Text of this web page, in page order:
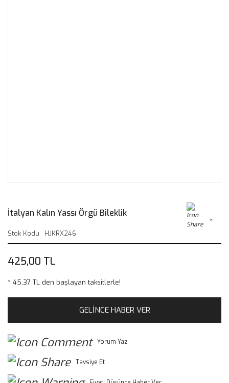
İtalyan Kalın Yassı Örgü Bileklik
Stok Kodu HJKRX246
425,00 TL
* 45,37 TL den başlayan taksitlerle!
GELİNCE HABER VER
Yorum Yaz
Tavsiye Et